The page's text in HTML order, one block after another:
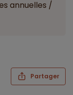
annuelles /
Partager